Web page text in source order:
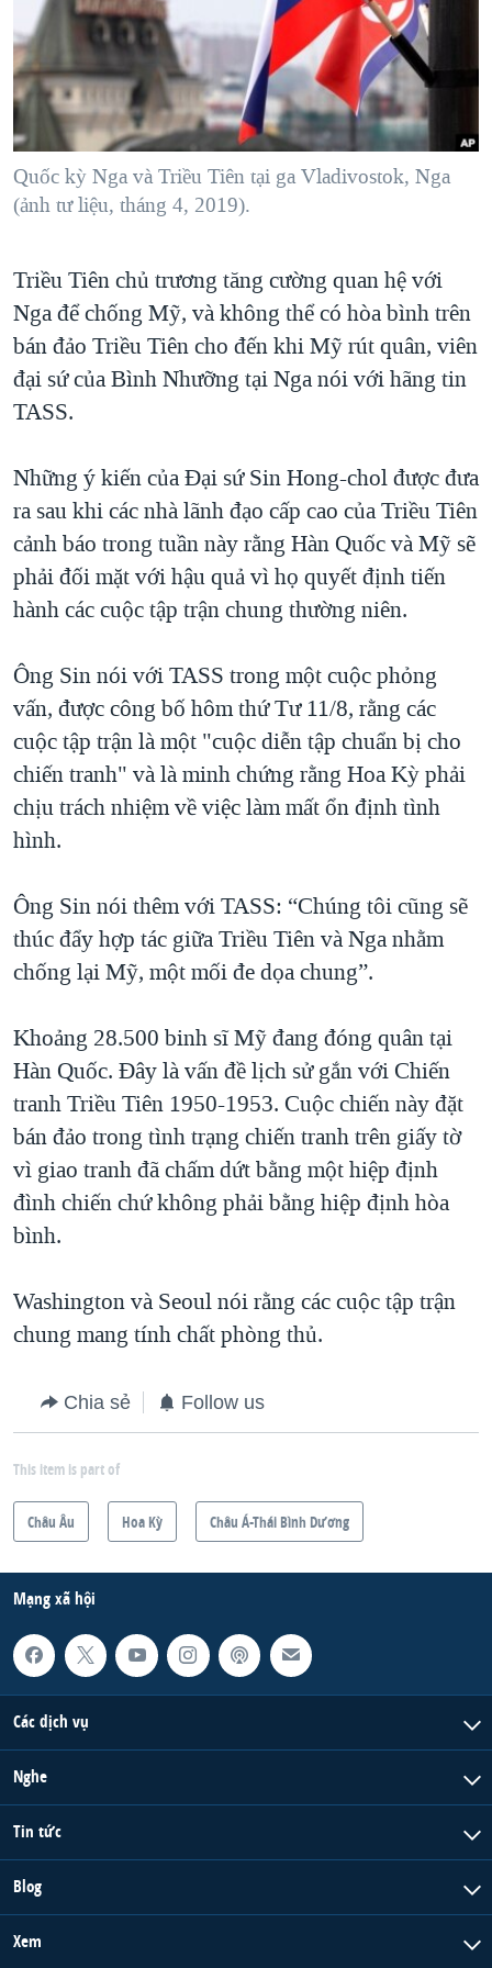
"Tìm" NGƯỜI VIỆT HẢI NGOẠI
KINH TẾ
KHOA HỌC
SỨC KHOẺ
VĂN HOÁ
GIÁO DỤC
TẠI
HÀNH TRÌNH BẦU CỬ 2024
MỘT NĂM CHIẾN TRANH TẠI DẢI GAZA
GIẢI MÃ VÀNH ĐAI & CON ĐƯỜNG
TRỊNH VĨNH BÌNH - NGƯỜI HẠ 'BÊN THẮNG CUỘC'
CHI PHÍ CHIẾN TRANH AFGHANISTAN
CÁC GIÁ TRỊ CỘNG HÒA Ở VIỆT NAM
THƯỢNG ĐỈNH TRUMP-KIM TẠI VIỆT NAM
TRỊNH VĨNH BÌNH VS. CHÍNH PHỦ VIỆT NAM
BÊN KIA QUỐC LỘ: TIẾNG VỌNG TỪ NÔNG THÔN MỸ
QUAN HỆ VIỆT MỸ
VIDEO
NGHE
MẠNG XÃ HỘI
Ngôn ngữ khác
Quốc kỳ Nga và Triều Tiên tại ga Vladivostok, Nga
(ảnh tư liệu, tháng 4, 2019).
Triều Tiên chủ trương tăng cường quan hệ với
Nga để chống Mỹ, và không thể có hòa bình trên
bán đảo Triều Tiên cho đến khi Mỹ rút quân, viên
đại sứ của Bình Nhưỡng tại Nga nói với hãng tin
TASS.
Những ý kiến của Đại sứ Sin Hong-chol được đưa
ra sau khi các nhà lãnh đạo cấp cao của Triều Tiên
cảnh báo trong tuần này rằng Hàn Quốc và Mỹ sẽ
phải đối mặt với hậu quả vì họ quyết định tiến
hành các cuộc tập trận chung thường niên.
Ông Sin nói với TASS trong một cuộc phỏng
vấn, được công bố hôm thứ Tư 11/8, rằng các
cuộc tập trận là một "cuộc diễn tập chuẩn bị cho
chiến tranh" và là minh chứng rằng Hoa Kỳ phải
chịu trách nhiệm về việc làm mất ổn định tình
hình.
Ông Sin nói thêm với TASS: “Chúng tôi cũng sẽ
thúc đẩy hợp tác giữa Triều Tiên và Nga nhằm
chống lại Mỹ, một mối đe dọa chung”.
Khoảng 28.500 binh sĩ Mỹ đang đóng quân tại
Hàn Quốc. Đây là vấn đề lịch sử gắn với Chiến
tranh Triều Tiên 1950-1953. Cuộc chiến này đặt
bán đảo trong tình trạng chiến tranh trên giấy tờ
vì giao tranh đã chấm dứt bằng một hiệp định
đình chiến chứ không phải bằng hiệp định hòa
bình.
Washington và Seoul nói rằng các cuộc tập trận
chung mang tính chất phòng thủ.
Chia sẻ Follow us
This item is part of
Châu Âu Hoa Kỳ Châu Á-Thái Bình Dương
Mạng xã hội
Các dịch vụ
Nghe
Tin tức
Blog
Xem